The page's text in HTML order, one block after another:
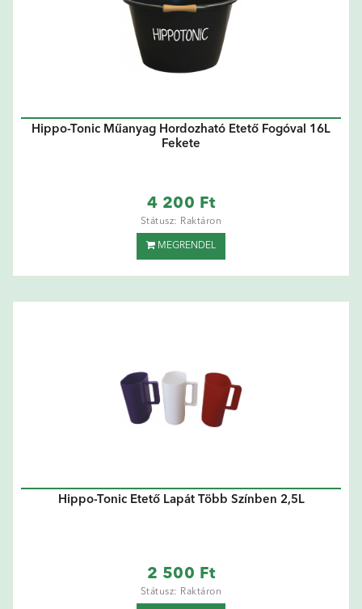
Hippo-Tonic Műanyag Hordozható Etető Fogóval 16L
Fekete
4 200 Ft
Státusz: Raktáron
MEGRENDEL
Hippo-Tonic Etető Lapát Több Színben 2,5L
2 500 Ft
Státusz: Raktáron